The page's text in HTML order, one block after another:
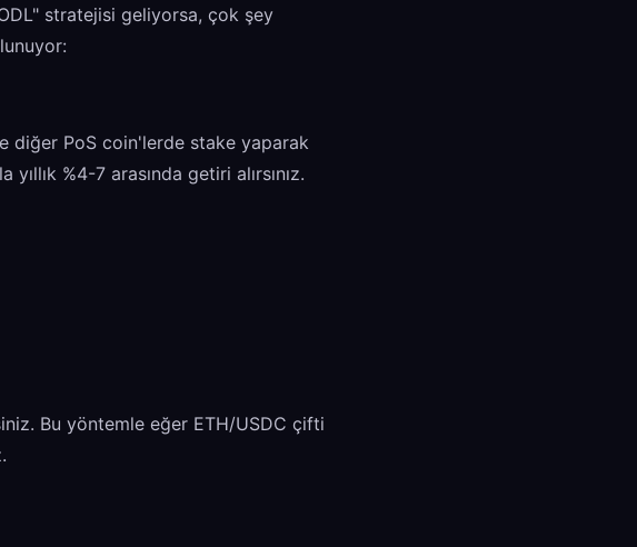
stratejisi geliyorsa, çok şey
diğer PoS coin'lerde stake yaparak
%4-7 arasında getiri alırsınız.
Bu yöntemle eğer ETH/USDC çifti